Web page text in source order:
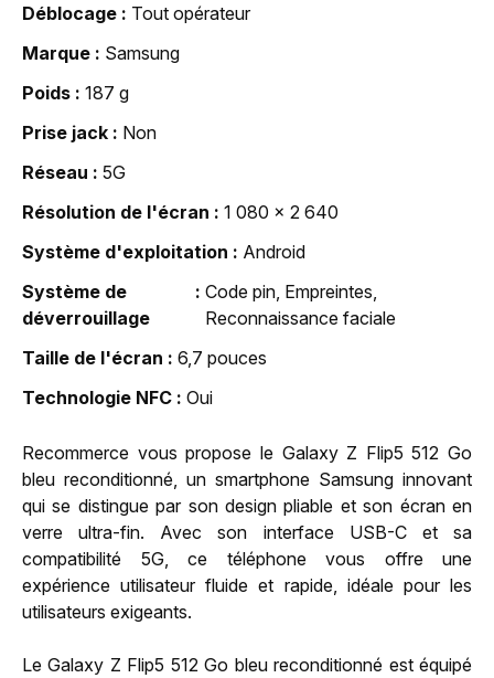
Déblocage
Tout opérateur
Marque
Samsung
Poids
187 g
Prise jack
Non
Réseau
5G
Résolution de l'écran
1 080 x 2 640
Système d'exploitation
Android
Système de
déverrouillage
Code pin, Empreintes,
Reconnaissance faciale
Taille de l'écran
6,7 pouces
Technologie NFC
Oui
Recommerce vous propose le Galaxy Z Flip5 512 Go
bleu reconditionné, un smartphone Samsung innovant
qui se distingue par son design pliable et son écran en
verre ultra-fin. Avec son interface USB-C et sa
compatibilité 5G, ce téléphone vous offre une
expérience utilisateur fluide et rapide, idéale pour les
utilisateurs exigeants.
Le Galaxy Z Flip5 512 Go bleu reconditionné est équipé